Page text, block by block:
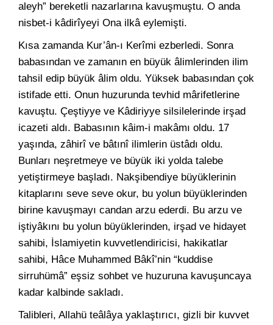
aleyh” bereketli nazarlarına kavuşmuştu. O anda
nisbet-i kâdirîyeyi Ona ilkâ eylemişti.
Kısa zamanda Kur’ân-ı Kerîmi ezberledi. Sonra
babasından ve zamanın en büyük âlimlerinden ilim
tahsil edip büyük âlim oldu. Yüksek babasından çok
istifade etti. Onun huzurunda tevhid mârifetlerine
kavuştu. Çeştiyye ve Kâdiriyye silsilelerinde irşad
icazeti aldı. Babasının kâim-i makâmı oldu. 17
yaşında, zâhirî ve bâtınî ilimlerin üstâdı oldu.
Bunları neşretmeye ve büyük iki yolda talebe
yetiştirmeye başladı. Nakşibendiye büyüklerinin
kitaplarını seve seve okur, bu yolun büyüklerinden
birine kavuşmayı candan arzu ederdi. Bu arzu ve
iştiyâkını bu yolun büyüklerinden, irşad ve hidayet
sahibi, İslamiyetin kuvvetlendiricisi, hakikatlar
sahibi, Hâce Muhammed Bâkî’nin “kuddise
sirruhümâ” eşsiz sohbet ve huzuruna kavuşuncaya
kadar kalbinde sakladı.
Talibleri, Allahü teâlâya yaklaştırıcı, gizli bir kuvvet